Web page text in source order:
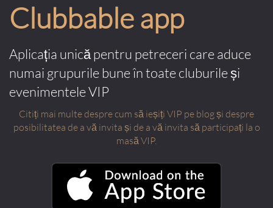
Clubbable app
Aplicația unică pentru petreceri care aduce
numai grupurile bune în toate cluburile și
evenimentele VIP
Citiți mai multe despre cum să ieșiți VIP pe blog și despre
posibilitatea de a vă invita și de a vă invita să participați la o
masă VIP.